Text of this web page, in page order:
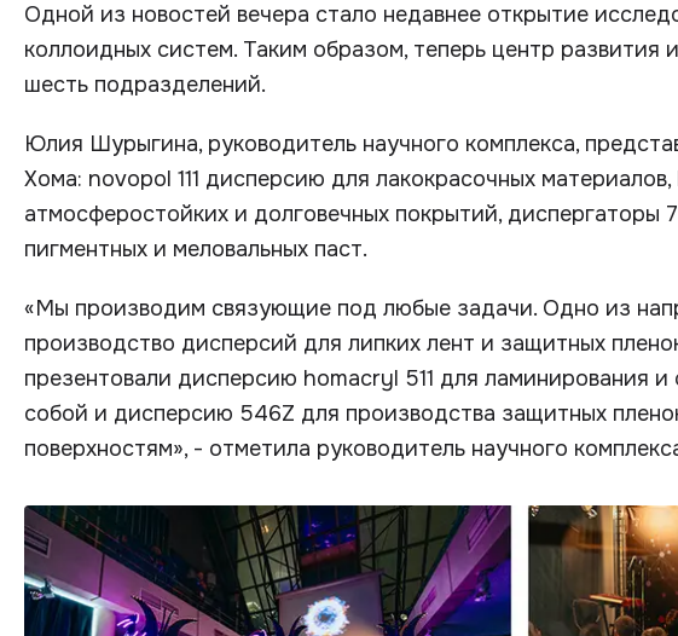
Одной из новостей вечера стало недавнее открытие
коллоидных систем. Таким образом, теперь центр развития
шесть подразделений.
Юлия Шурыгина, руководитель научного комплекса,
Хома: novopol 111 дисперсию для лакокрасочных
атмосферостойких и долговечных покрытий, диспергаторы
пигментных и меловальных паст.
«Мы производим связующие под любые задачи. Одно из
производство дисперсий для липких лент и защитных
презентовали дисперсию homacryl 511 для ламинирования
собой и дисперсию 546Z для производства защитных
поверхностям», - отметила руководитель научного